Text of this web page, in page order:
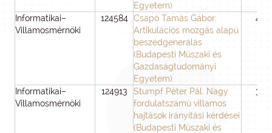
Egyetem)
Informatikai–
Villamosmérnöki
124584 Csapó Tamás Gábor:
Artikulációs mozgás alapú
beszédgenerálás
(Budapesti Műszaki és
Gazdaságtudományi
Egyetem)
48
Informatikai–
Villamosmérnöki
124913
Stumpf Péter Pál: Nagy
fordulatszámú villamos
hajtások irányítási kérdései
(Budapesti Műszaki és
36